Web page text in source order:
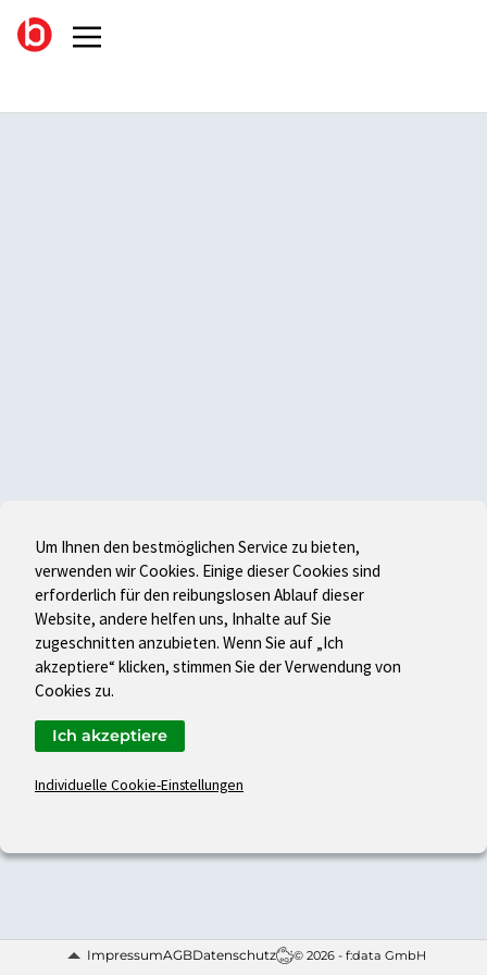
ImpressumAGBDatenschutz © 2026 - f:data GmbH
Um Ihnen den bestmöglichen Service zu bieten,
verwenden wir Cookies. Einige dieser Cookies sind
erforderlich für den reibungslosen Ablauf dieser
Website, andere helfen uns, Inhalte auf Sie
zugeschnitten anzubieten. Wenn Sie auf „Ich
akzeptiere“ klicken, stimmen Sie der Verwendung von
Cookies zu.
Individuelle Cookie-Einstellungen
Ich akzeptiere